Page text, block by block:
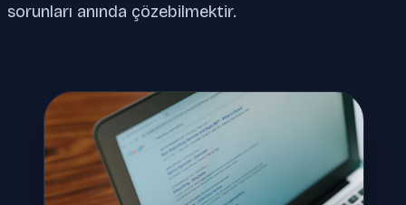
sorunları anında çözebilmektir.